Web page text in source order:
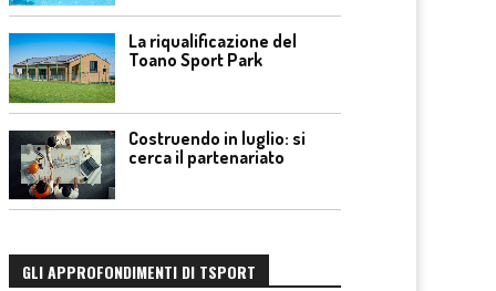
La riqualificazione del
Toano Sport Park
Costruendo in luglio: si
cerca il partenariato
GLI APPROFONDIMENTI DI TSPORT